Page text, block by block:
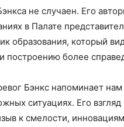
не случаен. Его
в Палате
образования, который
построению более
Бэнкс напоминает
ситуациях. Его
к смелости,